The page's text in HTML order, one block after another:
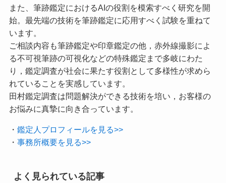
また、筆跡鑑定におけるAIの役割を模索すべく研究を開
始。最先端の技術を筆跡鑑定に応用すべく試験を重ねて
います。
ご相談内容も筆跡鑑定や印章鑑定の他，赤外線撮影によ
る不可視筆跡の可視化などの特殊鑑定まで多岐にわた
り，鑑定調査が社会に果たす役割として多様性が求めら
れていることを実感しています。
田村鑑定調査は問題解決ができる技術を培い，お客様の
お悩みに真摯に向き合っています。
・ 鑑定人プロフィールを見る>>
・ 事務所概要を見る>>
よく見られている記事